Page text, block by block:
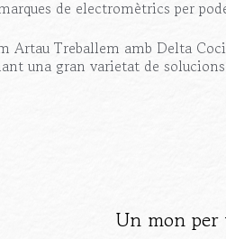
de electromètrics per
Artau Treballem amb Delta
una gran varietat de
Un mon per